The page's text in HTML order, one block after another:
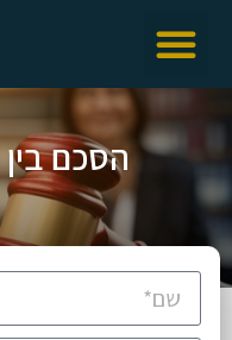
הסכם בין